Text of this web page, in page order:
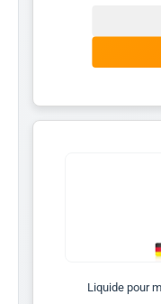
Liquide pour